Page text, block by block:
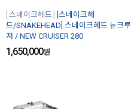
스네이크헤드
[스네이크헤
드/SNAKEHEAD] 스네이크헤드 뉴크루
져 / NEW CRUISER 280
1,650,000원